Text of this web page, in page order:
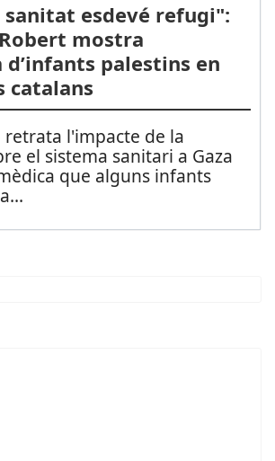
sanitat esdevé refugi":
mostra
palestins en
catalans
retrata l'impacte de la
el sistema sanitari a Gaza
que alguns infants
...